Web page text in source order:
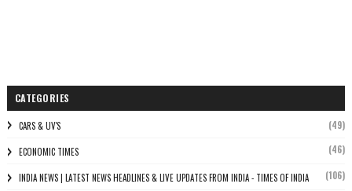
CATEGORIES
CARS & UV'S (49)
ECONOMIC TIMES (46)
INDIA NEWS | LATEST NEWS HEADLINES & LIVE UPDATES FROM INDIA - TIMES OF INDIA (106)